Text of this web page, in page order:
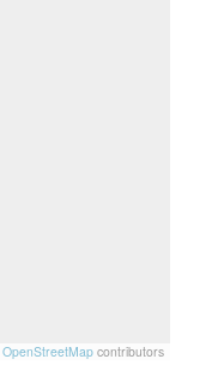
OpenStreetMap contributors